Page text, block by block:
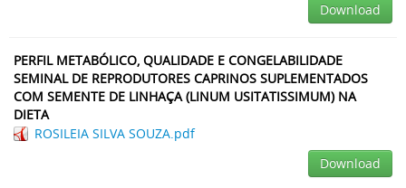
Download
PERFIL METABÓLICO, QUALIDADE E CONGELABILIDADE
SEMINAL DE REPRODUTORES CAPRINOS SUPLEMENTADOS
COM SEMENTE DE LINHAÇA (LINUM USITATISSIMUM) NA
DIETA
ROSILEIA SILVA SOUZA.pdf
Download